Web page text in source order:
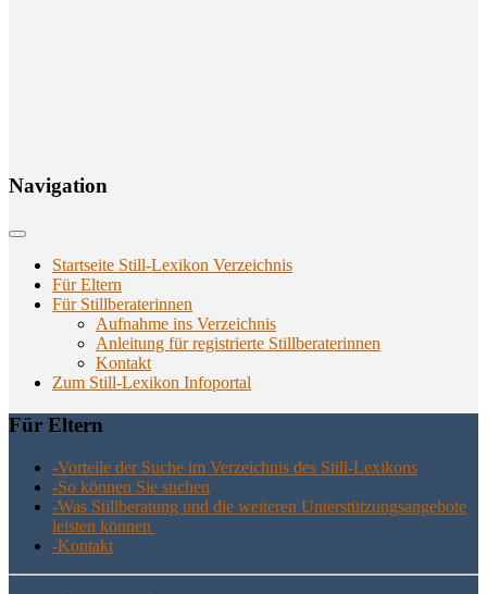
Navi­ga­ti­on
Startseite Still-Lexikon Verzeichnis
Für Eltern
Für Stillberaterinnen
Aufnahme ins Verzeichnis
Anlei­tung für regis­trier­te Stillberaterinnen
Kon­takt
Zum Still-Lexikon Infoportal
Für Eltern
-Vor­tei­le der Suche im Ver­zeich­nis des Still-Lexikons
-So kön­nen Sie suchen
-Was Still­be­ra­tung und die wei­te­ren Unter­stüt­zungs­an­ge­bo­te
leis­ten können
-Kon­takt